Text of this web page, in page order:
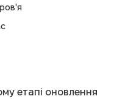
етапі оновлення